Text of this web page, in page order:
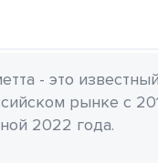
- это
рынке с
2022 года.